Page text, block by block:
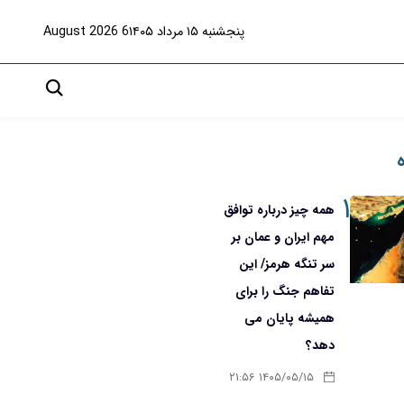
پنجشنبه ۱۵ مرداد ۱۴۰۵ 6 August 2026
۱ همه چیز درباره توافق
مهم ایران و عمان بر
سر تنگه هرمز/ این
تفاهم جنگ را برای
همیشه پایان می
دهد؟
۱۴۰۵/۰۵/۱۵ ۲۱:۵۶